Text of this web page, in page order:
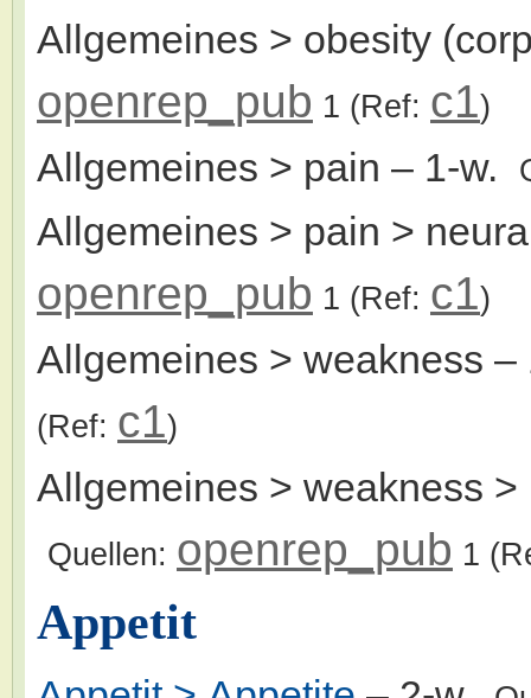
Allgemeines > obesity
openrep_pub 1 (Ref: c1)
Allgemeines > pain – 1-w.
Allgemeines > pain >
openrep_pub 1 (Ref: c1)
Allgemeines > weakness –
(Ref: c1)
Allgemeines > weakness
Quellen: openrep_pub 1
Appetit